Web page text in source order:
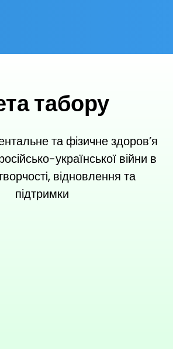
табору
та фізичне здоров’я
української війни в
відновлення та
підтримки